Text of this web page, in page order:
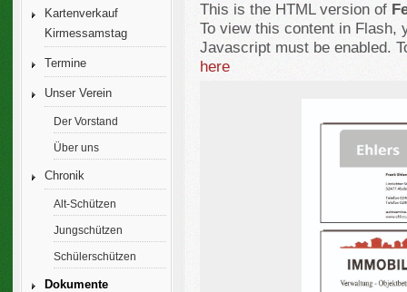
Kartenverkauf
Kirmessamstag
Termine
Unser Verein
Der Vorstand
Über uns
Chronik
Alt-Schützen
Jungschützen
Schülerschützen
Dokumente
This is the HTML version of
To view this content in Flash,
Javascript must be enabled.
here